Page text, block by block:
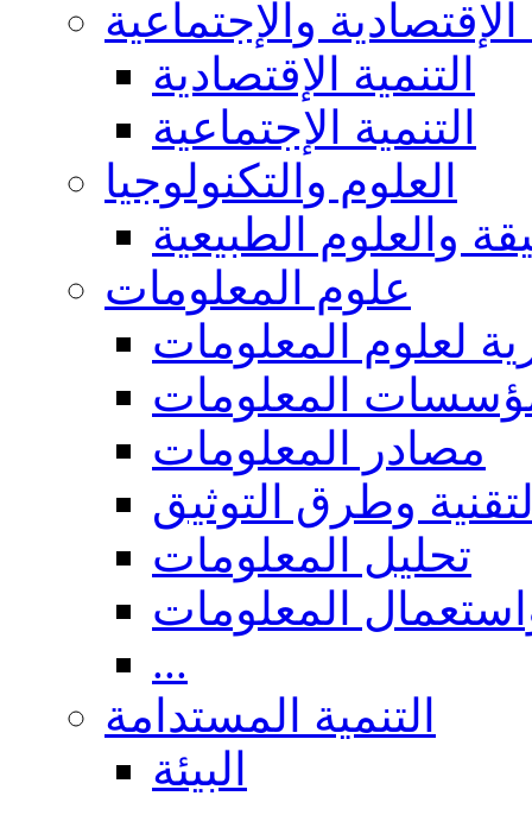
الإقتصادية والإجتماعية
التنمية الإقتصادية
التنمية الإجتماعية
العلوم والتكنولوجيا
والعلوم الطبيعية
علوم المعلومات
لعلوم المعلومات
المعلومات
مصادر المعلومات
وطرق التوثيق
تحليل المعلومات
المعلومات
...
التنمية المستدامة
البيئة